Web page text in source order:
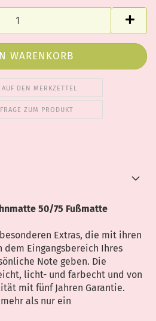
AUF DEN MERKZETTEL
FRAGE ZUM PRODUKT
50/75 Fußmatte
Extras, die mit ihren
dem Eingangsbereich Ihres
Note geben. Die
licht- und farbecht und von
mit fünf Jahren Garantie.
als nur ein